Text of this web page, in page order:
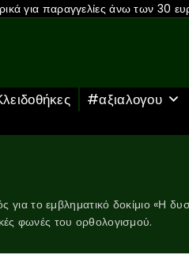
για παραγγελίες άνω των 30
#αξιαλογου
το εμβληματικό δοκίμιο «Η
φωνές του ορθολογισμού.